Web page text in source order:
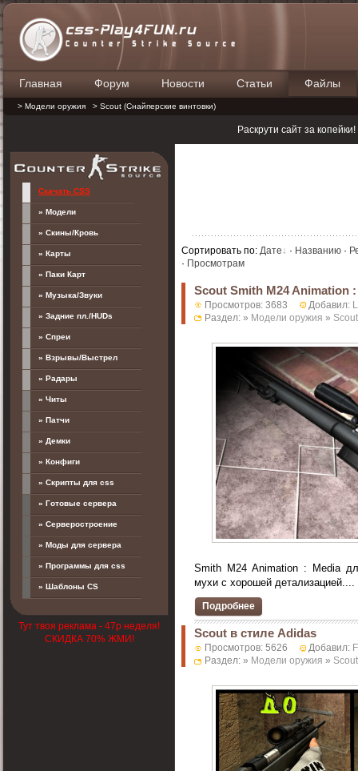
Главная Форум Новости Статьи Файлы
> Модели оружия > Scout (Снайперские винтовки)
Раскрути сайт за
Сортировать по: Дате · Названию ·
· Просмотрам
Scout Smith M24 Animation
Просмотров: 3683 Добавил:
Раздел: » Модели оружия »
Smith M24 Animation : Media
мухи с хорошей детализацией....
Подробнее
Scout в стиле Adidas
Просмотров: 5626 Добавил:
Раздел: » Модели оружия »
Скачать CSS
» Модели
» Скины/Кровь
» Карты
» Паки Карт
» Музыка/Звуки
» Задние пл./HUDs
» Спреи
» Взрывы/Выстрел
» Радары
» Читы
» Патчи
» Демки
» Конфиги
» Скрипты для css
» Готовые сервера
» Серверостроение
» Моды для сервера
» Программы для css
» Шаблоны CS
Тут твоя реклама - 47р неделя!
СКИДКА 70% ЖМИ!